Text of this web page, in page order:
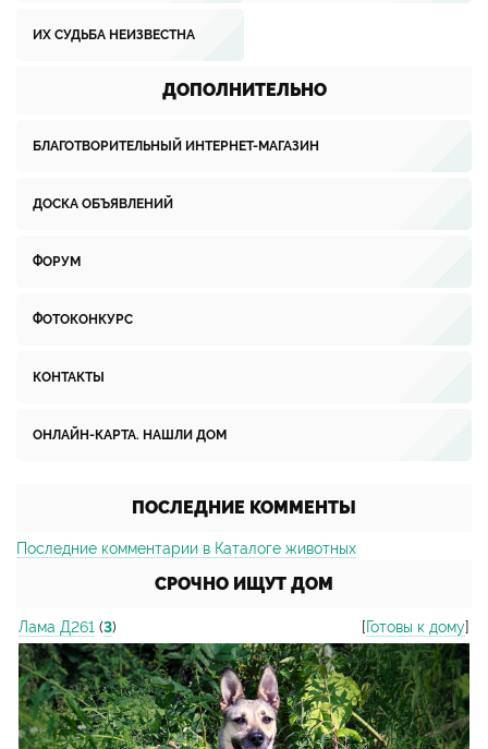
ИХ СУДЬБА НЕИЗВЕСТНА
ДОПОЛНИТЕЛЬНО
БЛАГОТВОРИТЕЛЬНЫЙ ИНТЕРНЕТ-МАГАЗИН
ДОСКА ОБЪЯВЛЕНИЙ
ФОРУМ
ФОТОКОНКУРС
КОНТАКТЫ
ОНЛАЙН-КАРТА. НАШЛИ ДОМ
ПОСЛЕДНИЕ КОММЕНТЫ
Последние комментарии в Каталоге животных
СРОЧНО ИЩУТ ДОМ
Лама Д261 (3) [Готовы к дому]